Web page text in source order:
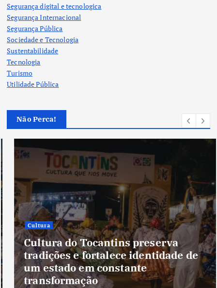
Segurança digital e tecnologica
Segurança Internacional
Segurança Pública
Sociedade e Tecnologia
Sustentabilidade
Tecnologia
Turismo
Utilidade Pública
Não Perca!
Cultura
Cultura do Tocantins preserva
tradições e fortalece identidade de
um estado em constante
transformação